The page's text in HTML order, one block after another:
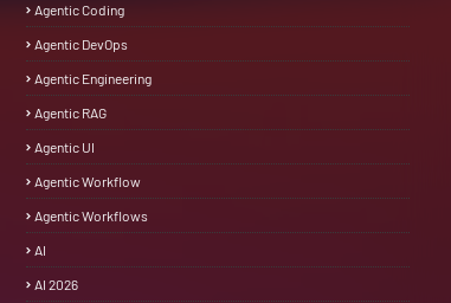
Agentic Coding
Agentic DevOps
Agentic Engineering
Agentic RAG
Agentic UI
Agentic Workflow
Agentic Workflows
AI
AI 2026